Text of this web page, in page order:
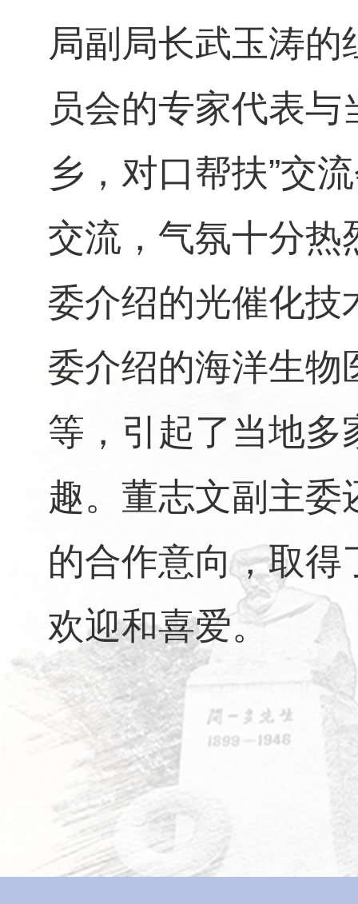
局副局长武玉涛
员会的专家代表
乡，对口帮扶”交
交流，气氛十分热
委介绍的光催化技
委介绍的海洋生物
等，引起了当地多
趣。董志文副主
的合作意向，取
欢迎和喜爱。